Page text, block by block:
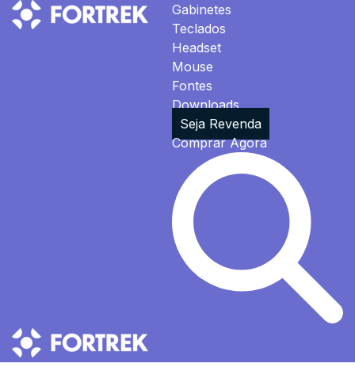
Gabinetes
Teclados
Headset
Mouse
Fontes
Downloads
Seja Revenda
Comprar Agora